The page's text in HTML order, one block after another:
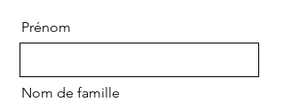
Prénom
Nom de famille